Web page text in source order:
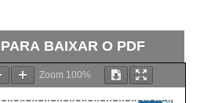
BAIXAR O PDF
Zoom 100%